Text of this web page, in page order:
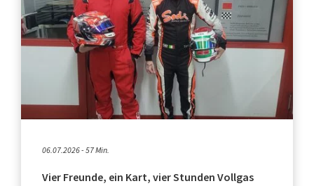
06.07.2026 - 57 Min.
Vier Freunde, ein Kart, vier Stunden Vollgas